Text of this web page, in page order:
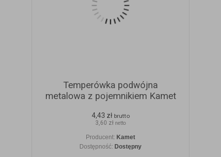
Temperówka podwójna
metalowa z pojemnikiem Kamet
4,43 zł brutto
3,60 zł netto
Producent: Kamet
Dostępność: Dostępny